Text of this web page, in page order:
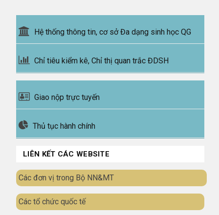
Hệ thống thông tin, cơ sở Đa dạng sinh học QG
Chỉ tiêu kiểm kê, Chỉ thị quan trắc ĐDSH
Giao nộp trực tuyến
Thủ tục hành chính
LIÊN KẾT CÁC WEBSITE
Các đơn vị trong Bộ NN&MT
Các tổ chức quốc tế